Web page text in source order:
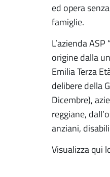
ed opera
famiglie.
L’azienda
origine dalla
Emilia Terza
delibere della
Dicembre),
reggiane,
anziani,
Visualizza qui